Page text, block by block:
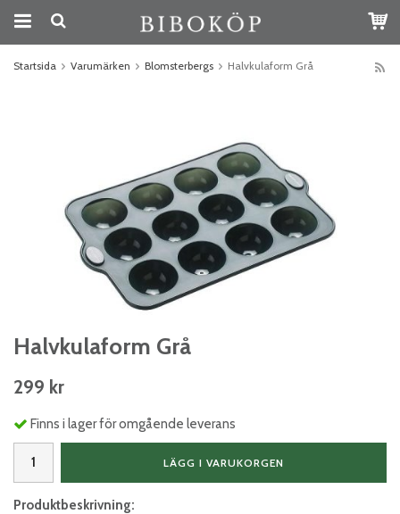
Startsida Varumärken Blomsterbergs Halvkulaform Grå
Halvkulaform Grå
299 kr
Finns i lager för omgående leverans
LÄGG I VARUKORGEN
Produktbeskrivning: